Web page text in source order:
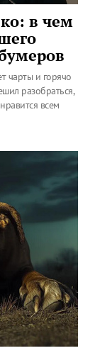
в чем
чарты и горячо
разобраться,
всем